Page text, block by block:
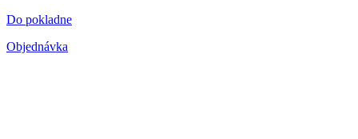
Do pokladne
Objednávka